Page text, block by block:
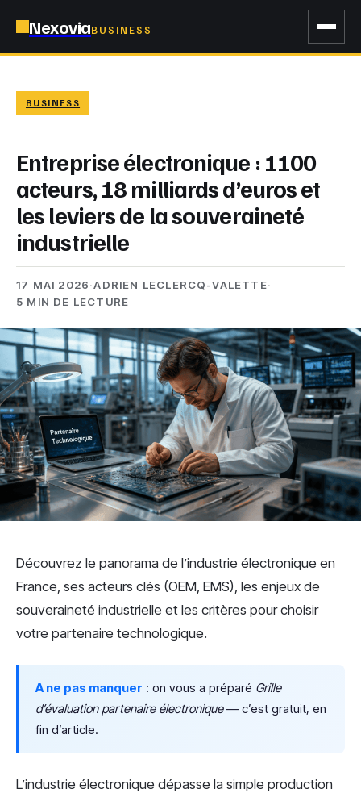
NexoviaBUSINESS
BUSINESS
Entreprise électronique : 1100
acteurs, 18 milliards d’euros et
les leviers de la souveraineté
industrielle
17 MAI 2026·ADRIEN LECLERCQ-VALETTE·
5 MIN DE LECTURE
Découvrez le panorama de l’industrie électronique en
France, ses acteurs clés (OEM, EMS), les enjeux de
souveraineté industrielle et les critères pour choisir
votre partenaire technologique.
A ne pas manquer : on vous a préparé Grille
d’évaluation partenaire électronique— c’est gratuit, en
fin d’article.
L’industrie électronique dépasse la simple production